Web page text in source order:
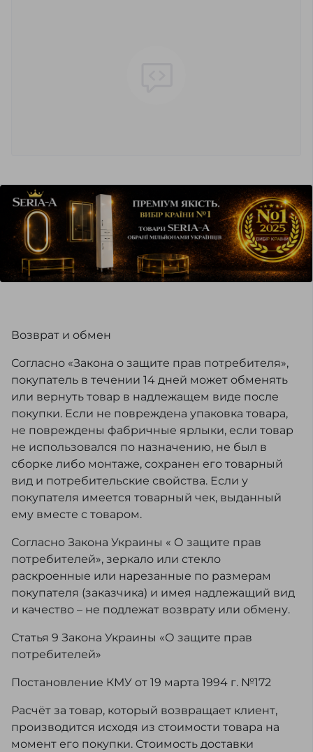
Возврат и обмен
Согласно «Закона о защите прав потребителя»,
покупатель в течении 14 дней может обменять
или вернуть товар в надлежащем виде после
покупки. Если не повреждена упаковка товара,
не повреждены фабричные ярлыки, если товар
не использовался по назначению, не был в
сборке либо монтаже, сохранен его товарный
вид и потребительские свойства. Если у
покупателя имеется товарный чек, выданный
ему вместе с товаром.
Согласно Закона Украины « О защите прав
потребителей», зеркало или стекло
раскроенные или нарезанные по размерам
покупателя (заказчика) и имея надлежащий вид
и качество – не подлежат возврату или обмену.
Статья 9 Закона Украины «О защите прав
потребителей»
Постановление КМУ от 19 марта 1994 г. №172
Расчёт за товар, который возвращает клиент,
производится исходя из стоимости товара на
момент его покупки. Стоимость доставки